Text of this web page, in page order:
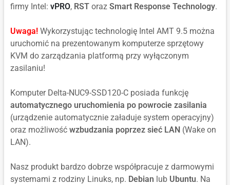
firmy Intel: vPRO, RST oraz Smart Response Technology.
Uwaga! Wykorzystując technologię Intel AMT 9.5 można
uruchomić na prezentowanym komputerze sprzętowy
KVM do zarządzania platformą przy wyłączonym
zasilaniu!
Komputer Delta-NUC9-SSD120-C posiada funkcję
automatycznego uruchomienia po powrocie zasilania
(urządzenie automatycznie załaduje system operacyjny)
oraz możliwość wzbudzania poprzez sieć LAN (Wake on
LAN).
Nasz produkt bardzo dobrze współpracuje z darmowymi
systemami z rodziny Linuks, np. Debian lub Ubuntu. Na